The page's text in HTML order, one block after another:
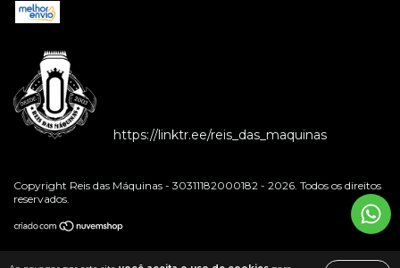
https://linktr.ee/reis_das_maquinas
Copyright Reis das Máquinas - 30311182000182 - 2026. Todos os direitos
reservados.